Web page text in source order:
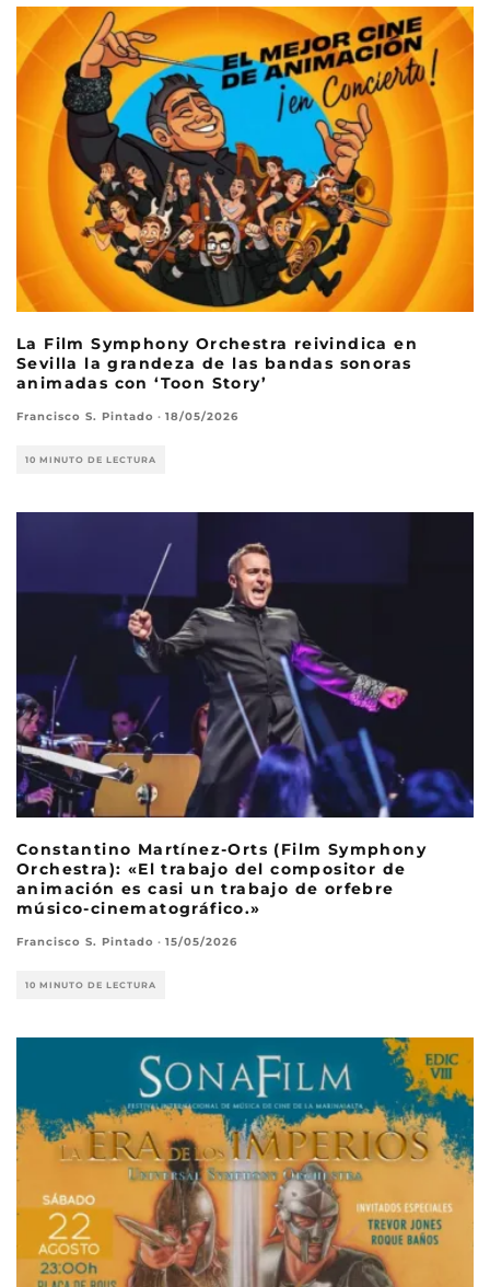
La Film Symphony Orchestra reivindica en
Sevilla la grandeza de las bandas sonoras
animadas con ‘Toon Story’
Francisco S. Pintado · 18/05/2026
10 MINUTO DE LECTURA
Constantino Martínez-Orts (Film Symphony
Orchestra): «El trabajo del compositor de
animación es casi un trabajo de orfebre
músico-cinematográfico.»
Francisco S. Pintado · 15/05/2026
10 MINUTO DE LECTURA